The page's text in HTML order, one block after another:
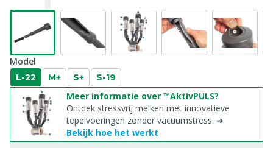
Model
L-22 M+ S+ S-19
Meer informatie over ™AktivPULS?
Ontdek stressvrij melken met innovatieve
tepelvoeringen zonder vacuümstress. ➜
Bekijk hoe het werkt